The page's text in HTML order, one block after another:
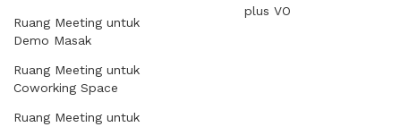
Ruang Meeting untuk
Demo Masak
Ruang Meeting untuk
Coworking Space
Ruang Meeting untuk
plus VO